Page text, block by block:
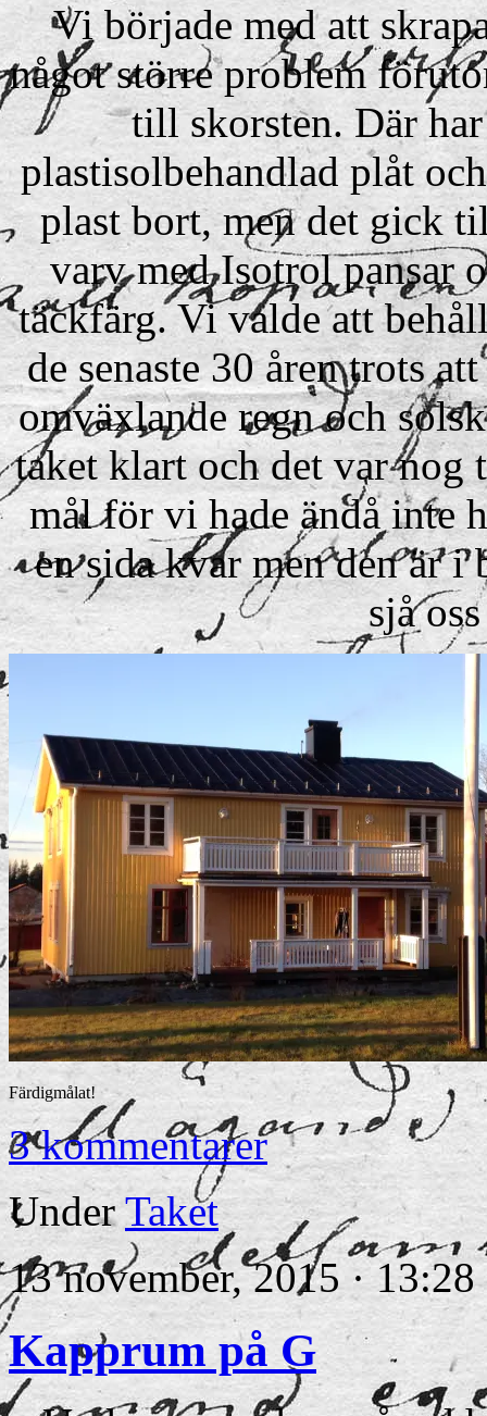
Vi började med att
något större problem
till skorsten. Där
plastisolbehandlad plåt
plast bort, men det gick
varv med Isotrol pansar
täckfärg. Vi valde att
de senaste 30 åren trots
omväxlande regn och
taket klart och det var nog
mål för vi hade ändå inte
en sida kvar men den är i
sjå
Färdigmålat!
3 kommentarer
UnderTaket
13 november, 2015 · 13:28
Kapprum på G